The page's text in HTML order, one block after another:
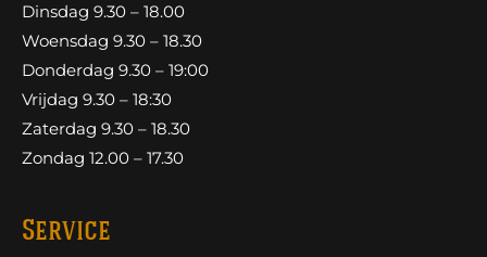
Dinsdag 9.30 – 18.00
Woensdag 9.30 – 18.30
Donderdag 9.30 – 19:00
Vrijdag 9.30 – 18:30
Zaterdag 9.30 – 18.30
Zondag 12.00 – 17.30
Service